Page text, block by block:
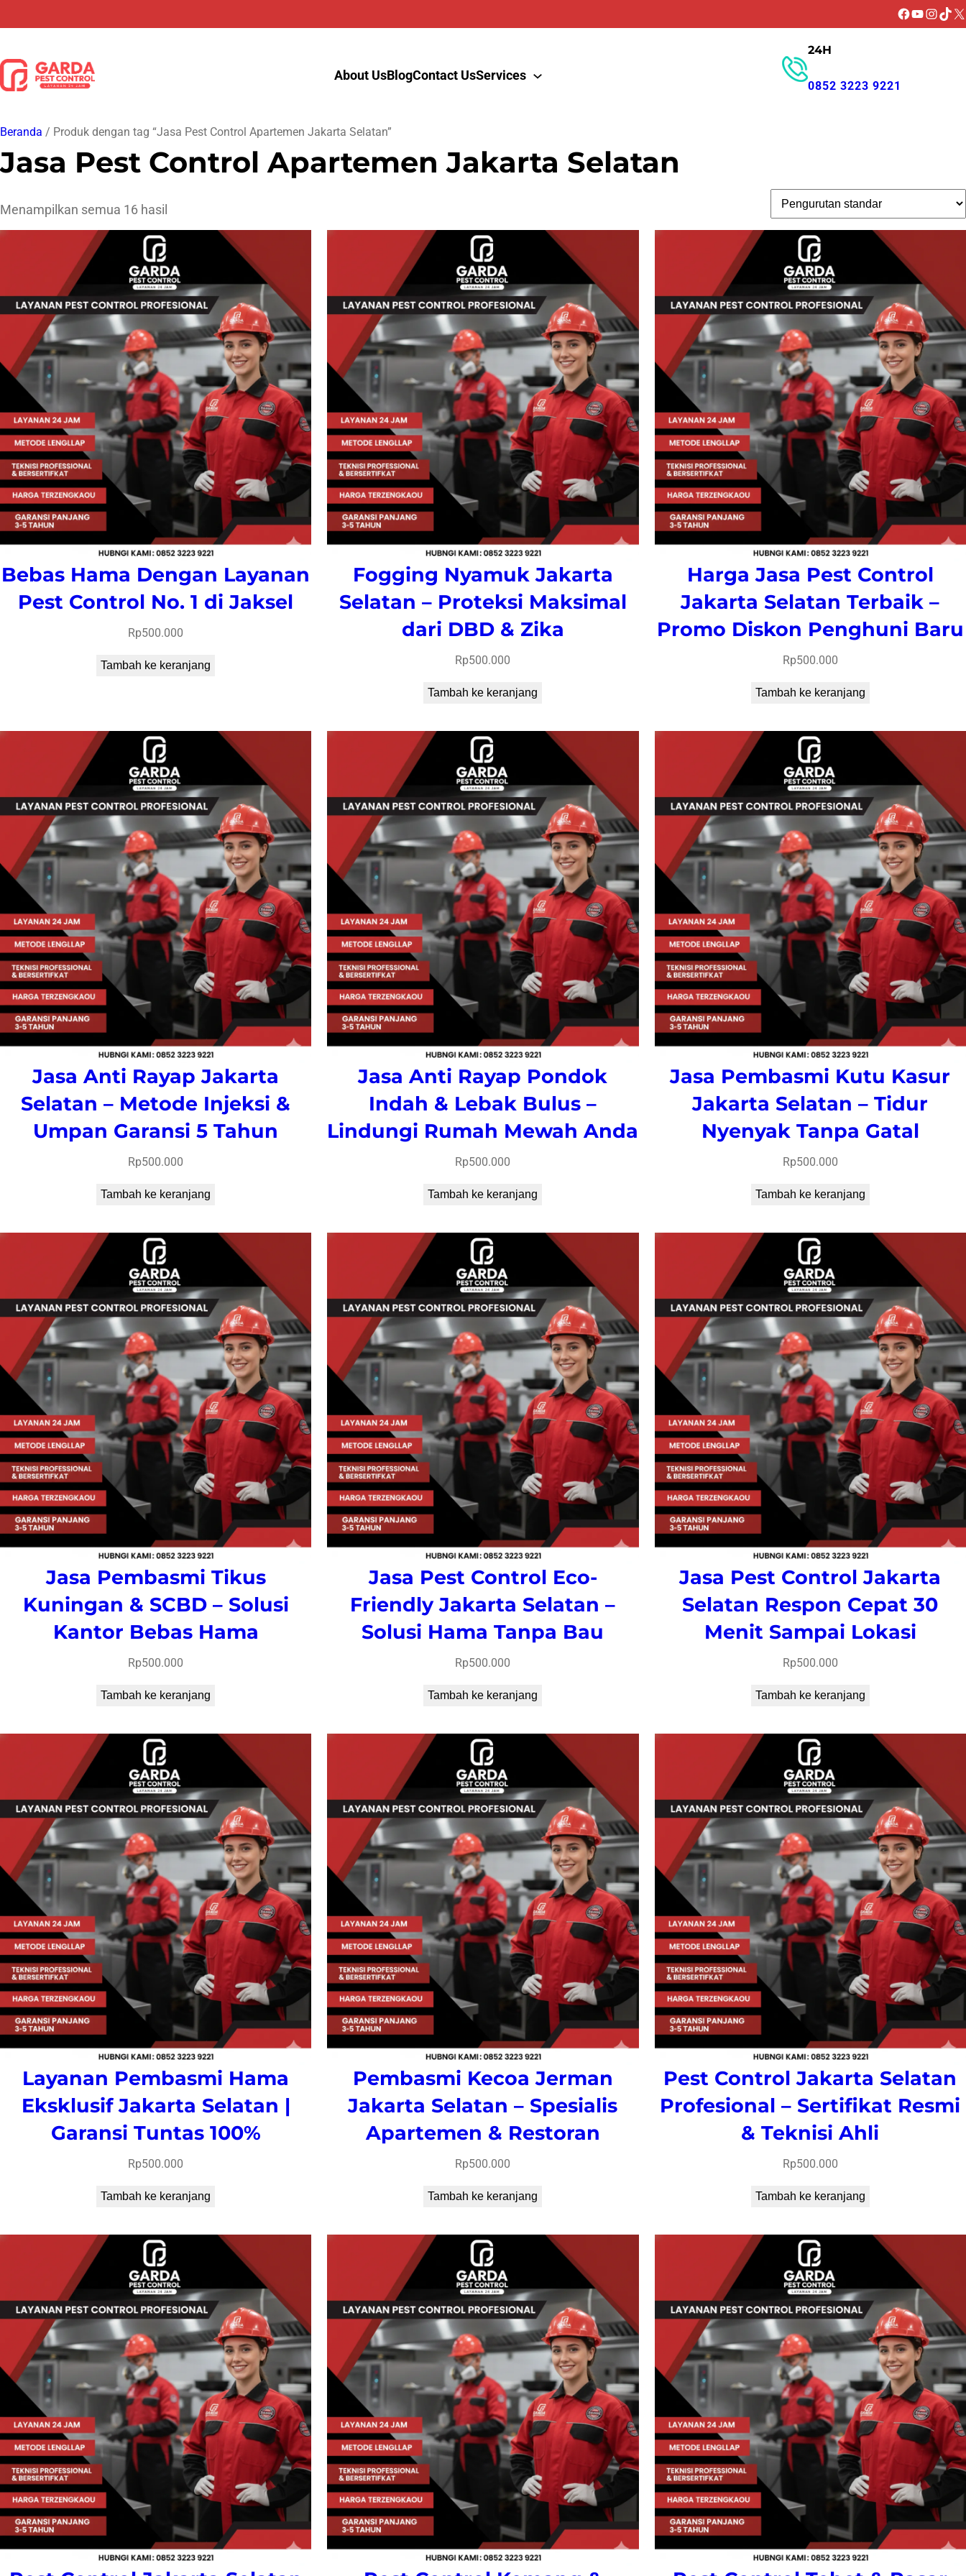
ke
Facebook
YouTubeX
About UsBlogContact UsServices
24H
0852 3223 9221
Beranda / Produk dengan tag “Jasa Pest Control Apartemen Jakarta Selatan”
Jasa Pest Control Apartemen Jakarta Selatan
Menampilkan semua 16 hasil
Bebas Hama Dengan Layanan
Pest Control No. 1 di Jaksel
Rp500.000
Tambah ke keranjang
Fogging Nyamuk Jakarta
Selatan – Proteksi Maksimal
dari DBD & Zika
Rp500.000
Tambah ke keranjang
Harga Jasa Pest Control
Jakarta Selatan Terbaik –
Promo Diskon Penghuni Baru
Rp500.000
Tambah ke keranjang
Jasa Anti Rayap Jakarta
Selatan – Metode Injeksi &
Umpan Garansi 5 Tahun
Rp500.000
Tambah ke keranjang
Jasa Anti Rayap Pondok
Indah & Lebak Bulus –
Lindungi Rumah Mewah Anda
Rp500.000
Tambah ke keranjang
Jasa Pembasmi Kutu Kasur
Jakarta Selatan – Tidur
Nyenyak Tanpa Gatal
Rp500.000
Tambah ke keranjang
Jasa Pembasmi Tikus
Kuningan & SCBD – Solusi
Kantor Bebas Hama
Rp500.000
Tambah ke keranjang
Jasa Pest Control Eco-
Friendly Jakarta Selatan –
Solusi Hama Tanpa Bau
Rp500.000
Tambah ke keranjang
Jasa Pest Control Jakarta
Selatan Respon Cepat 30
Menit Sampai Lokasi
Rp500.000
Tambah ke keranjang
Layanan Pembasmi Hama
Eksklusif Jakarta Selatan |
Garansi Tuntas 100%
Rp500.000
Tambah ke keranjang
Pembasmi Kecoa Jerman
Jakarta Selatan – Spesialis
Apartemen & Restoran
Rp500.000
Tambah ke keranjang
Pest Control Jakarta Selatan
Profesional – Sertifikat Resmi
& Teknisi Ahli
Rp500.000
Tambah ke keranjang